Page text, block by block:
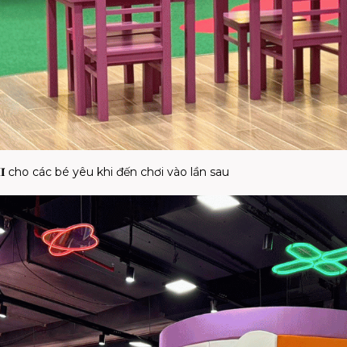
các bé yêu khi đến chơi vào lần sau